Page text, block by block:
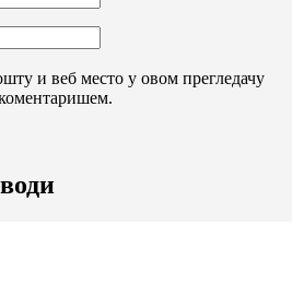
и веб место у овом прегледачу